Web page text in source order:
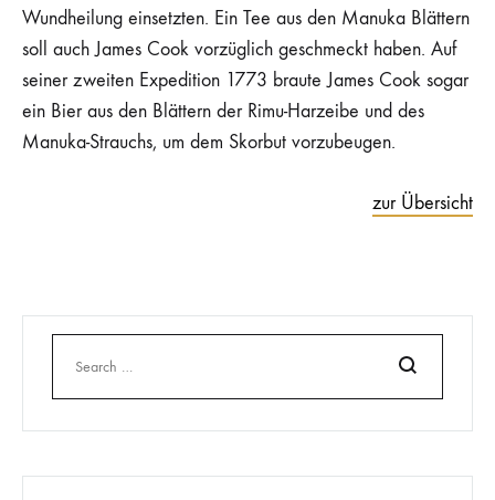
Wundheilung einsetzten. Ein Tee aus den Manuka Blättern
soll auch James Cook vorzüglich geschmeckt haben. Auf
seiner zweiten Expedition 1773 braute James Cook sogar
ein Bier aus den Blättern der Rimu-Harzeibe und des
Manuka-Strauchs, um dem Skorbut vorzubeugen.
zur Übersicht
Search